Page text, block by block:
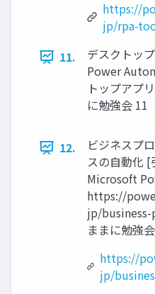
https://
jp/rpa-
11.
デスクトッ
Power
トップアプ
に勉強会 11
12.
ビジネスプ
スの自動化
Microsoft
https://
jp/
ままに勉強
https://
jp/